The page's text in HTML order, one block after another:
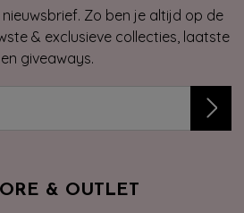
Zo ben je altijd op de
& exclusieve collecties, laatste
giveaways.
& OUTLET